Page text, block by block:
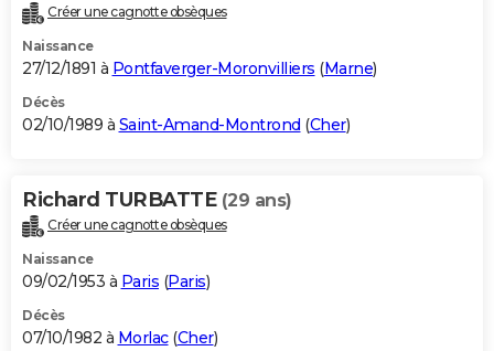
Créer une cagnotte obsèques
Naissance
27/12/1891 à Pontfaverger-Moronvilliers (Marne)
Décès
02/10/1989 à Saint-Amand-Montrond (Cher)
Richard TURBATTE (29 ans)
Créer une cagnotte obsèques
Naissance
09/02/1953 à Paris (Paris)
Décès
07/10/1982 à Morlac(Cher)